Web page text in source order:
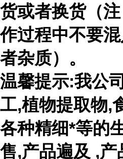
货或者换货（
作过程中不要
者杂质）。
温馨提示:我公
工,植物提取物,
各种精细*等的
售,产品遍及 ,